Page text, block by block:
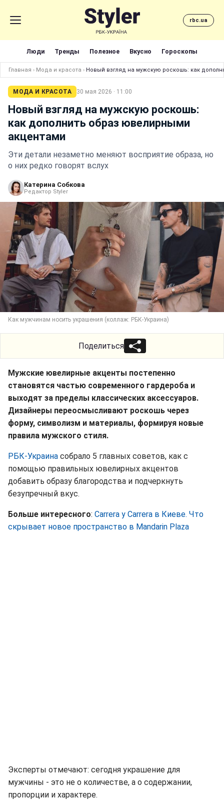
rbc.ua
Люди Тренды Полезное Вкусно Гороскопы
Главная › Мода и красота › Новый взгляд на мужскую роскошь: как
МОДА И КРАСОТА 30 мая 2026 · 11:00
Новый взгляд на мужскую роскошь:
как дополнить образ ювелирными
акцентами
Эти детали незаметно меняют восприятие образа, но
о них редко говорят вслух
Катерина Собкова
Редактор Styler
Как мужчинам носить украшения (коллаж: РБК-Украина)
Поделиться
Мужские ювелирные акценты постепенно
становятся частью современного гардероба и
выходят за пределы классических аксессуаров.
Дизайнеры переосмысливают роскошь через
форму, символизм и материалы, формируя новые
правила мужского стиля.
РБК-Украина собрало 5 главных советов, как с
помощью правильных ювелирных акцентов
добавить образу благородства и подчеркнуть
безупречный вкус.
Больше интересного: Carrera y Carrera в Киеве. Что
скрывает новое пространство в Mandarin Plaza
Эксперты отмечают: сегодня украшение для
мужчины - это не о количестве, а о содержании,
пропорции и характере.